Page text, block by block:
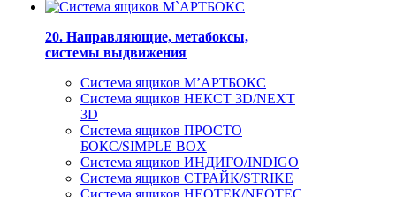
20. Направляющие, метабоксы,
системы выдвижения
Система ящиков М’АРТБОКС
Система ящиков НЕКСТ 3D/NEXT
3D
Система ящиков ПРОСТО
БОКС/SIMPLE BOX
Система ящиков ИНДИГО/INDIGO
Система ящиков СТРАЙК/STRIKE
Система ящиков НЕОТЕК/NEOTEC